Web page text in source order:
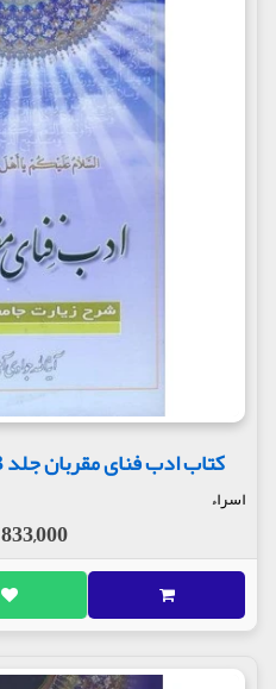
کتاب ادب فنای مقربان جلد 3 شرح زیارت جامعه کبیره
اسراء
833,000 تومان